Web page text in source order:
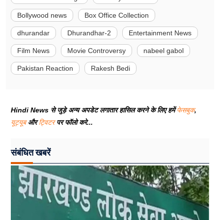
Bollywood news Box Office Collection
dhurandar Dhurandhar-2 Entertainment News
Film News Movie Controversy nabeel gabol
Pakistan Reaction Rakesh Bedi
Hindi News से जुड़े अन्य अपडेट लगातार हासिल करने के लिए हमेंफेसबुक,
यूट्यूबऔरट्विटरपर फॉलो करे...
संबंधित खबरें